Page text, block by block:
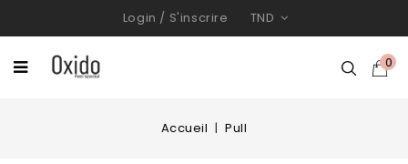
Login / S'inscrire TND
0
Accueil Pull